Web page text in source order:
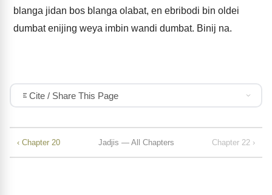
blanga jidan bos blanga olabat, en ebribodi bin oldei
dumbat enijing weya imbin wandi dumbat. Binij na.
Cite / Share This Page
‹ Chapter 20 Jadjis — All Chapters Chapter 22 ›